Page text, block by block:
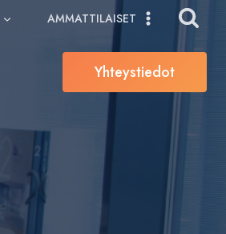
AMMATTILAISET
Yhteystiedot